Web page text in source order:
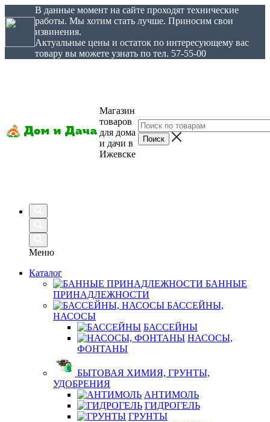
В данные момент на сайте проходят технические
работы. Мы хотим стать лучше. Приносим свои
извинения.
Актуальные цены и остаток по интересующему вас
товару вы можете узнать по тел. 57-55-00
Магазин
товаров
для дома
и дачи в
Ижевске
Меню
Каталог
БАННЫЕ
ПРИНАДЛЕЖНОСТИ
БАССЕЙНЫ,
НАСОСЫ
БАССЕЙНЫ
НАСОСЫ,
ФОНТАНЫ
БЫТОВАЯ ХИМИЯ, ГРУНТЫ,
УДОБРЕНИЯ
АНТИМОЛЬ
ГИДРОГЕЛЬ
ГРУНТЫ